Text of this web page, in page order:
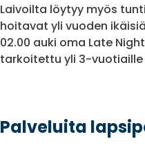
Laivoilta löytyy myös
hoitavat yli vuoden
02.00 auki oma Late
tarkoitettu yli 3-vuotiaille
Palveluita